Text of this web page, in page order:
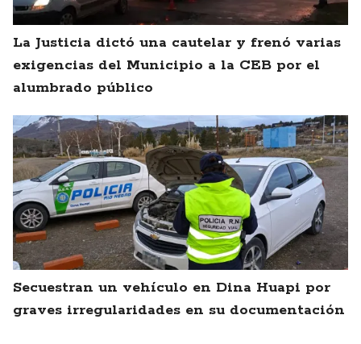
La Justicia dictó una cautelar y frenó varias
exigencias del Municipio a la CEB por el
alumbrado público
Secuestran un vehículo en Dina Huapi por
graves irregularidades en su documentación